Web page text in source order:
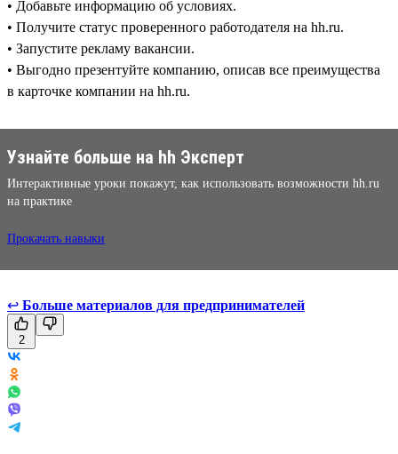
• Добавьте информацию об условиях.
• Получите статус проверенного работодателя на hh.ru.
• Запустите рекламу вакансии.
• Выгодно презентуйте компанию, описав все преимущества
в карточке компании на hh.ru.
Узнайте больше на hh Эксперт
Интерактивные уроки покажут, как использовать возможности hh.ru
на практике
Прокачать навыки
↩ Больше материалов для предпринимателей
2